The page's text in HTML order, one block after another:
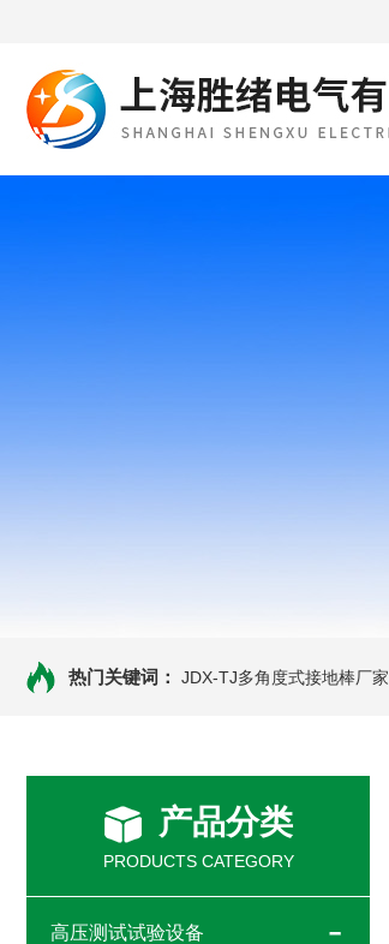
热门关键词： JDX-TJ多角度式接地棒厂家
产品分类
PRODUCTS CATEGORY
高压测试试验设备